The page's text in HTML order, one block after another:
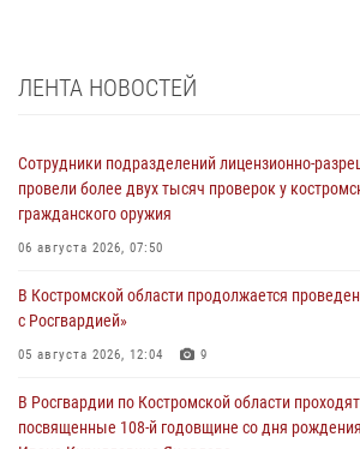
ЛЕНТА НОВОСТЕЙ
Сотрудники подразделений лицензионно-
провели более двух тысяч проверок у
гражданского оружия
06 августа 2026, 07:50
В Костромской области продолжается
с Росгвардией»
05 августа 2026, 12:04 9
В Росгвардии по Костромской области
посвященные 108-й годовщине со дня